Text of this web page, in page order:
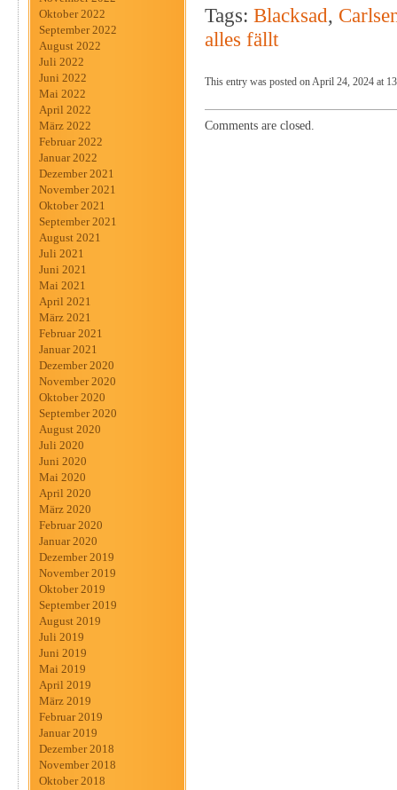
Oktober 2022
September 2022
August 2022
Juli 2022
Juni 2022
Mai 2022
April 2022
März 2022
Februar 2022
Januar 2022
Dezember 2021
November 2021
Oktober 2021
September 2021
August 2021
Juli 2021
Juni 2021
Mai 2021
April 2021
März 2021
Februar 2021
Januar 2021
Dezember 2020
November 2020
Oktober 2020
September 2020
August 2020
Juli 2020
Juni 2020
Mai 2020
April 2020
März 2020
Februar 2020
Januar 2020
Dezember 2019
November 2019
Oktober 2019
September 2019
August 2019
Juli 2019
Juni 2019
Mai 2019
April 2019
März 2019
Februar 2019
Januar 2019
Dezember 2018
November 2018
Oktober 2018
Tags: Blacksad,
alles fällt
This entry was posted on April 24, 2024 at
Comments are closed.